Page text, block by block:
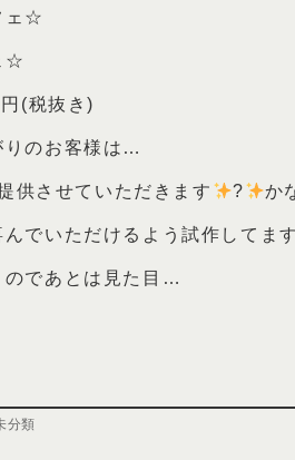
ェ☆
☆
(税抜き)
りのお客様は…
供させていただきます ? か
んでいただけるよう試作してま
のであとは見た目…
分類